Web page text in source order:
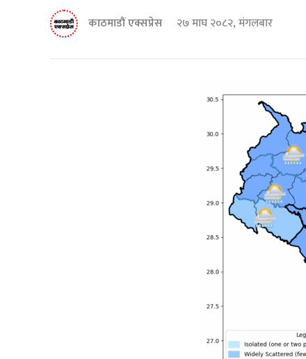
काठमाडौं एक्सप्रेस २७ माघ २०८२, मंगलबार